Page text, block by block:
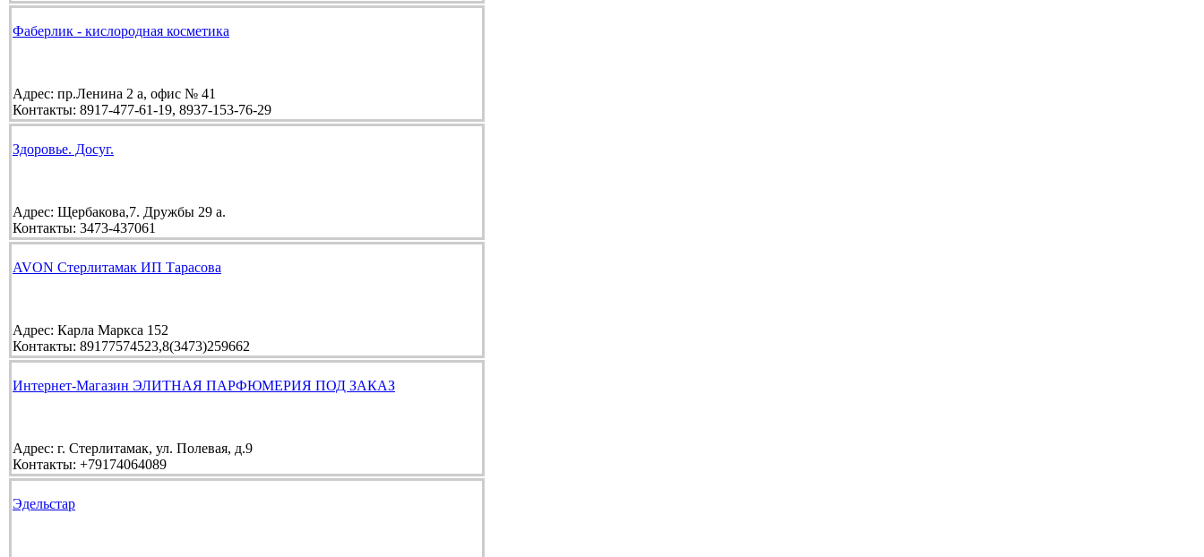
Фаберлик - кислородная косметика
Адрес: пр.Ленина 2 а, офис № 41
Контакты: 8917-477-61-19, 8937-153-76-29
Здоровье. Досуг.
Адрес: Щербакова,7. Дружбы 29 а.
Контакты: 3473-437061
AVON Стерлитамак ИП Тарасова
Адрес: Карла Маркса 152
Контакты: 89177574523,8(3473)259662
Интернет-Магазин ЭЛИТНАЯ ПАРФЮМЕРИЯ ПОД ЗАКАЗ
Адрес: г. Стерлитамак, ул. Полевая, д.9
Контакты: +79174064089
Эдельстар